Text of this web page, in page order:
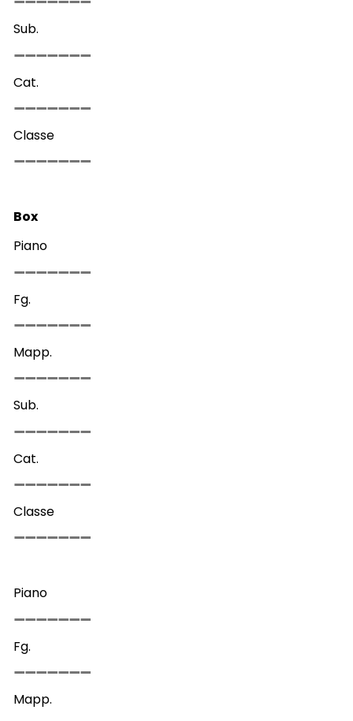
Sub.
Cat.
Classe
Box
Piano
Fg.
Mapp.
Sub.
Cat.
Classe
Piano
Fg.
Mapp.